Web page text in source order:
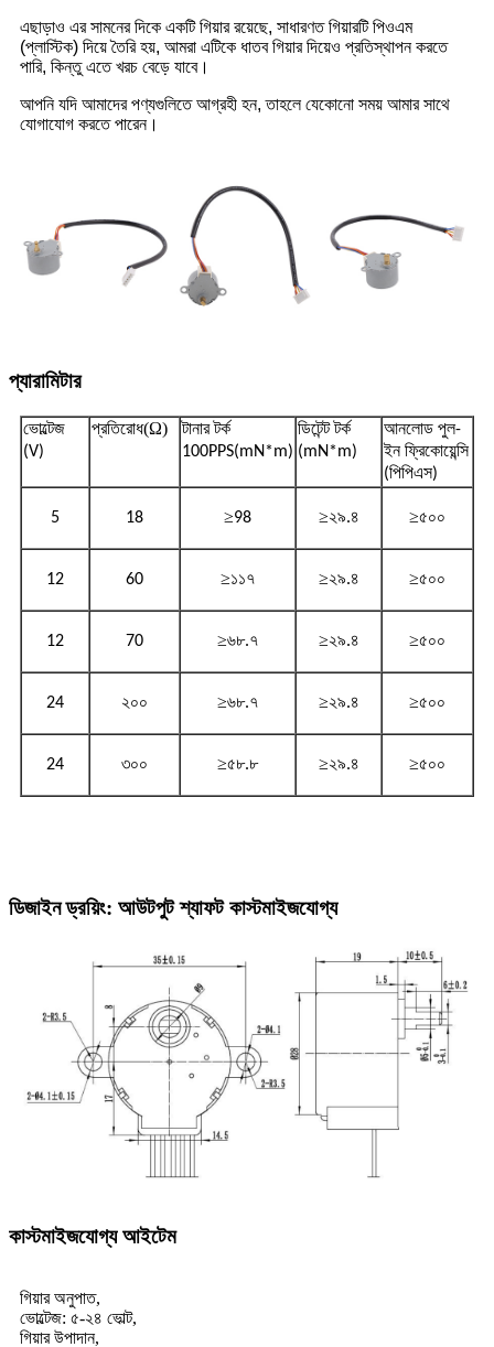
এছাড়াও এর সামনের দিকে একটি গিয়ার রয়েছে, সাধারণত গিয়ারটি পিওএম
(প্লাস্টিক) দিয়ে তৈরি হয়, আমরা এটিকে ধাতব গিয়ার দিয়েও প্রতিস্থাপন করতে
পারি, কিন্তু এতে খরচ বেড়ে যাবে।
আপনি যদি আমাদের পণ্যগুলিতে আগ্রহী হন, তাহলে যেকোনো সময় আমার সাথে
যোগাযোগ করতে পারেন।
প্যারামিটার
ভোল্টেজ
(V)
প্রতিরোধ(Ω)
টানার টর্ক
100PPS(mN*m)
ডিটেন্ট টর্ক
(mN*m)
আনলোড পুল-
ইন ফ্রিকোয়েন্সি
(পিপিএস)
5 18 ≥98 ≥২৯.৪ ≥৫০০
12 60 ≥১১৭ ≥২৯.৪ ≥৫০০
12 70 ≥৬৮.৭ ≥২৯.৪ ≥৫০০
24 ২০০ ≥৬৮.৭ ≥২৯.৪ ≥৫০০
24 ৩০০ ≥৫৮.৮ ≥২৯.৪ ≥৫০০
ডিজাইন ড্রয়িং: আউটপুট শ্যাফট কাস্টমাইজযোগ্য
কাস্টমাইজযোগ্য আইটেম
গিয়ার অনুপাত,
ভোল্টেজ: ৫-২৪ ভোল্ট,
গিয়ার উপাদান,